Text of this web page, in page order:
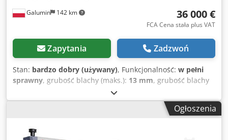
Galumin 142 km 36 000 €
FCA Cena stała plus VAT
Zapytania Zadzwoń
Stan: bardzo dobry (używany), Funkcjonalność: w pełni
sprawny, grubość blachy (maks.): 13 mm, grubość blachy
, średnica mocowania:
Sprzedam wyoblarkę do dennic stalowych Pullmax F13C.
Maszyna w dobrym stanie, gotowa do pracy. Możliwość
dennicy 13 mm, Maksymalna średnica 3000 mm.
Ogłoszenia